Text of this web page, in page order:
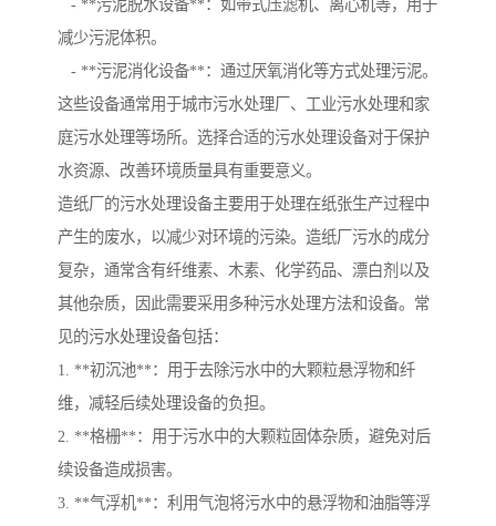
- **污泥脱水设备**：如带式压滤机、离心机等，用于
减少污泥体积。
- **污泥消化设备**：通过厌氧消化等方式处理污泥。
这些设备通常用于城市污水处理厂、工业污水处理和家
庭污水处理等场所。选择合适的污水处理设备对于保护
水资源、改善环境质量具有重要意义。
造纸厂的污水处理设备主要用于处理在纸张生产过程中
产生的废水，以减少对环境的污染。造纸厂污水的成分
复杂，通常含有纤维素、木素、化学药品、漂白剂以及
其他杂质，因此需要采用多种污水处理方法和设备。常
见的污水处理设备包括：
1. **初沉池**：用于去除污水中的大颗粒悬浮物和纤
维，减轻后续处理设备的负担。
2. **格栅**：用于污水中的大颗粒固体杂质，避免对后
续设备造成损害。
3. **气浮机**：利用气泡将污水中的悬浮物和油脂等浮